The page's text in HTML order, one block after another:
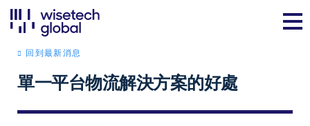
回到最新消息
單一平台物流解決方案的好處